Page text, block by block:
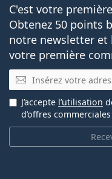
C'est votre
Obtenez 50 points
notre newsletter et
votre première
E-mail
J’accepte l’utilisation
d’offres commerciales